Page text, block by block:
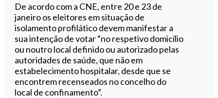
De acordo com a CNE, entre 20 e 23 de
janeiro os eleitores em situação de
isolamento profilático devem manifestar a
sua intenção de votar “no respetivo domicílio
ou noutro local definido ou autorizado pelas
autoridades de saúde, que não em
estabelecimento hospitalar, desde que se
encontrem recenseados no concelho do
local de confinamento”.